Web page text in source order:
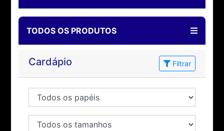
TODOS OS PRODUTOS
Cardápio Filtrar